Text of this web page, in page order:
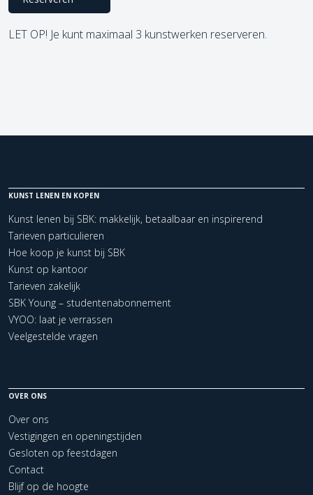
LET OP! Je kunt maximaal 3 kunstwerken reserveren.
KUNST LENEN EN KOPEN
Kunst lenen bij SBK: makkelijk, betaalbaar en inspirerend
Tarieven particulieren
Hoe koop je kunst bij SBK
Kunst op kantoor
Tarieven zakelijk
SBK Young – studentenabonnement
VYOO: laat je verrassen
Veelgestelde vragen
OVER ONS
Over ons
Vestigingen en openingstijden
Gesloten op feestdagen
Contact
Blijf op de hoogte